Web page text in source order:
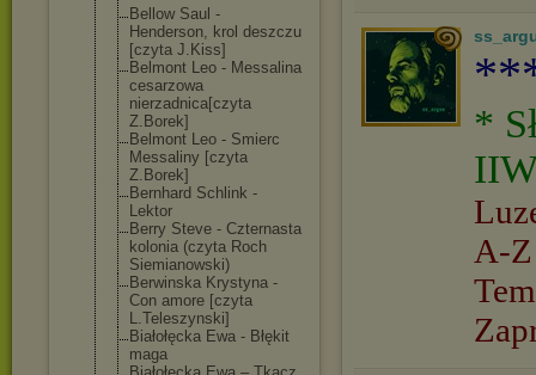
Bellow Saul -
Henderson, krol deszczu
[czyta J.Kiss]
Belmont Leo - Messalina
cesarzowa
nierzadnica[czyta
Z.Borek]
Belmont Leo - Smierc
Messaliny [czyta
Z.Borek]
Bernhard Schlink -
Lektor
Berry Steve - Czternasta
kolonia (czyta Roch
Siemianowski)
Berwinska Krystyna -
Con amore [czyta
L.Teleszynski]
Białołęcka Ewa - Błękit
maga
*
A-